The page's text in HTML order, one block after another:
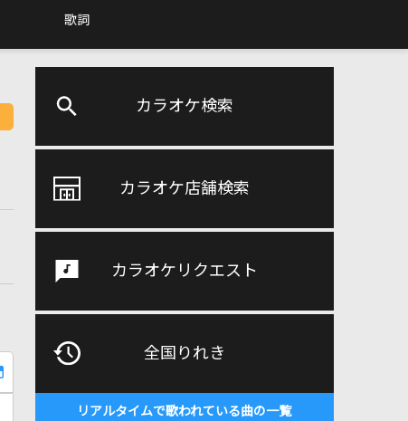
歌詞
カラオケ検索
カラオケ店舗検索
カラオケリクエスト
全国りれき
リアルタイムで歌われている曲の一覧